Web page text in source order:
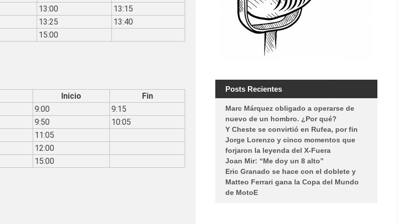
13:00
13:15
13:25
13:40
15:00
Inicio
Fin
9:00
9:15
9:50
10:05
11:05
12:00
15:00
Posts Recientes
Marc Márquez obligado a operarse de
nuevo de un hombro. ¿Por qué?
Y Cheste se convirtió en Rufea, por fin
Jorge Lorenzo y cinco momentos que
forjaron la leyenda del X-Fuera
Joan Mir: “Me doy un 8 alto”
Eric Granado se hace con el doblete y
Matteo Ferrari gana la Copa del Mundo
de MotoE